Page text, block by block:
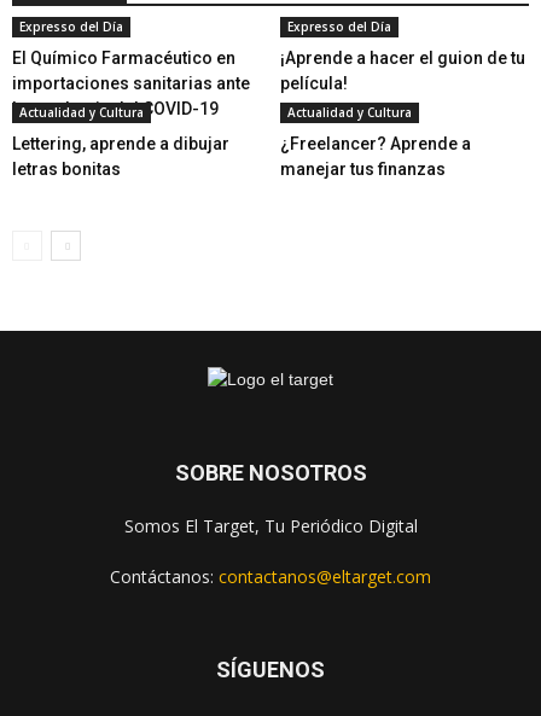
Expresso del Día
El Químico Farmacéutico en
importaciones sanitarias ante
la pandemia del COVID-19
Expresso del Día
¡Aprende a hacer el guion de tu
película!
Actualidad y Cultura
Lettering, aprende a dibujar
letras bonitas
Actualidad y Cultura
¿Freelancer? Aprende a
manejar tus finanzas
SOBRE NOSOTROS
Somos El Target, Tu Periódico Digital
Contáctanos: contactanos@eltarget.com
SÍGUENOS